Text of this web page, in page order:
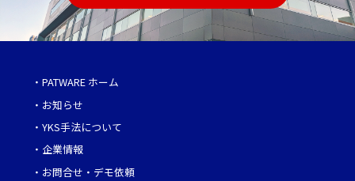
・ PATWARE ホーム
・ お知らせ
・ YKS手法について
・ 企業情報
・ お問合せ・デモ依頼